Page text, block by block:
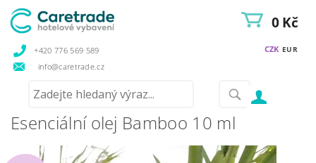
+420 776 569 589
info@caretrade.cz
CZK EUR
0 Kč
Esenciální olej Bamboo 10 ml